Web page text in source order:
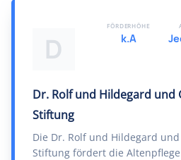
D
Dr. Rolf und Hildegard und
Stiftung
Die Dr. Rolf und Hildegard
Stiftung fördert die
FÖRDERHÖHE
k.A